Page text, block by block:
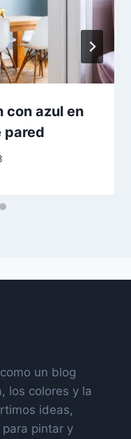
con azul en
pared
un blog
los colores y la
ideas,
pintar y